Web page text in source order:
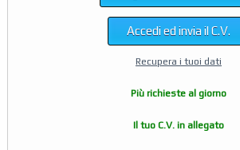
Accedi ed invia il C.V.
Recupera i tuoi dati
Più richieste al giorno
Il tuo C.V. in allegato